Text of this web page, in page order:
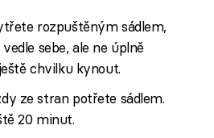
rozpuštěným sádlem,
sebe, ale ne úplně
chvilku kynout.
ze stran potřete sádlem.
20 minut.